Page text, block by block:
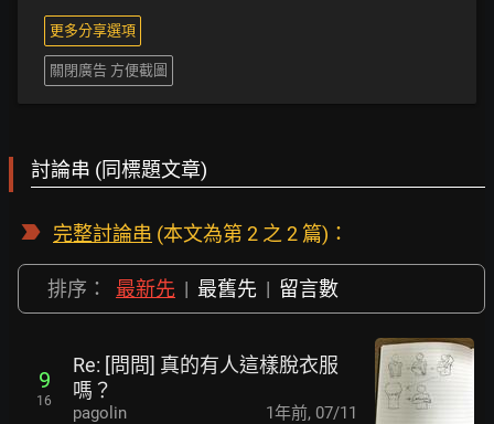
更多分享選項
關閉廣告 方便截圖
討論串 (同標題文章)
完整討論串 (本文為第 2 之 2 篇)：
排序： 最新先 | 最舊先 | 留言數
9
16
Re: [問問] 真的有人這樣脫衣服
嗎？
pagolin 1年前, 07/11